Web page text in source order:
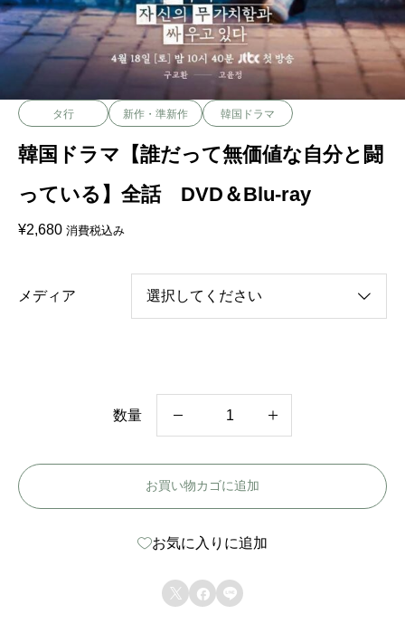
タ行 新作・準新作 韓国ドラマ
韓国ドラマ【誰だって無価値な自分と闘
っている】全話 DVD＆Blu-ray
¥2,680 消費税込み
メディア
数量
ド
マ
誰
お買い物カゴに追加
お気に入りに追加
  